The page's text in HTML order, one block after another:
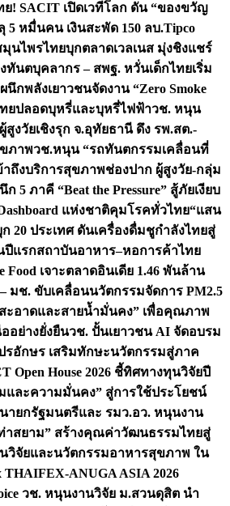
! SACIT เปิดเวทีโลก ดัน “ของขวัญ
5 หมื่นคน เงินสะพัด 150 ลบ.Tipco
มุนไพรไทยบุกตลาดเวลเนส มุ่งชิงแชร์
ทันตบุคลากร – สพฐ. หวั่นเด็กไทยเริ่ม
กพลังเยาวชนจัดงาน “Zero Smoke
ทยปลอดบุหรี่และบุหรี่ไฟฟ้าวช. หนุน
งวัยเชิงรุก จ.อุทัยธานี ดึง รพ.สต.-
ภาพวช.หนุน “รถทันตกรรมเคลื่อนที่
าถึงบริการสุขภาพช่องปาก ผู้สูงวัย-กลุ่ม
ก 5 ภาคี “Beat the Pressure” สู้ภัยเงียบ
แห่งชาติคุมโรคทั่วไทย“แสน
20 ประเทศ ดันเครื่องดื่มชูกำลังไทยสู่
ปีแรกสถาบันอาหาร–หอการค้าไทย
เจาะตลาดอินเดีย 1.46 พันล้าน
มช. ขับเคลื่อนนวัตกรรมจัดการ PM2.5
ะอาดและสายน้ำมั่นคง” เพื่อคุณภาพ
อย่างยั่งยืนวช. ปั้นเยาวชน AI จัดอบรม
รอักษร เสริมทักษะนวัตกรรมสู่ภาค
Open House 2026 ชี้ทิศทางทุนวิจัยปี
และความมั่นคง” สู่การใช้ประโยชน์
นายกรัฐมนตรีและ รมว.อว. หนุนงาน
าสยาม” สร้างคุณค่าวัฒนธรรมไทยสู่
วิจัยและนวัตกรรมอาหารสุขภาพ ใน
ANUGA ASIA 2026
วช. หนุนงานวิจัย ม.สวนดุสิต นำ